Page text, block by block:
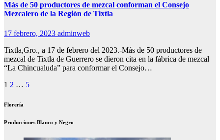
Más de 50 productores de mezcal conforman el Consejo
Mezcalero de la Región de Tixtla
17 febrero, 2023 adminweb
Tixtla,Gro., a 17 de febrero del 2023.-Más de 50 productores de
mezcal de Tixtla de Guerrero se dieron cita en la fábrica de mezcal
“La Chincualuda” para conformar el Consejo…
Paginación
de
1 2 … 5
Florería
Producciones Blanco y Negro